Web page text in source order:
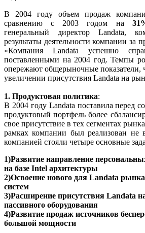
В 2004 году объем продаж
сравнению с 2003 годом на
генеральный директор Landata,
результаты деятельности компании за
«Компания Landata успешно
поставленными на 2004 год. Темпы
опережают общерыночные показатели,
увеличении присутствия Landata на
1. Продуктовая политика:
В 2004 году Landata поставила перед
продуктовый портфель более
свое присутствие в тех сегментах
рамках компании был реализован не
компанией стояли четыре основные
1)Развитие направление
на базе Intel архитектуры
2)Освоение нового для Landata
систем
3)Расширение присутствия Landata
пассивного оборудования
4)Развитие продаж источников
большой мощности